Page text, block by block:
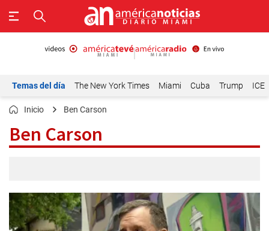
Temas del día The New York Times Miami Cuba Trump ICE
Inicio Ben Carson
Ben Carson